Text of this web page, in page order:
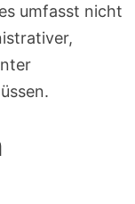
umfasst nicht